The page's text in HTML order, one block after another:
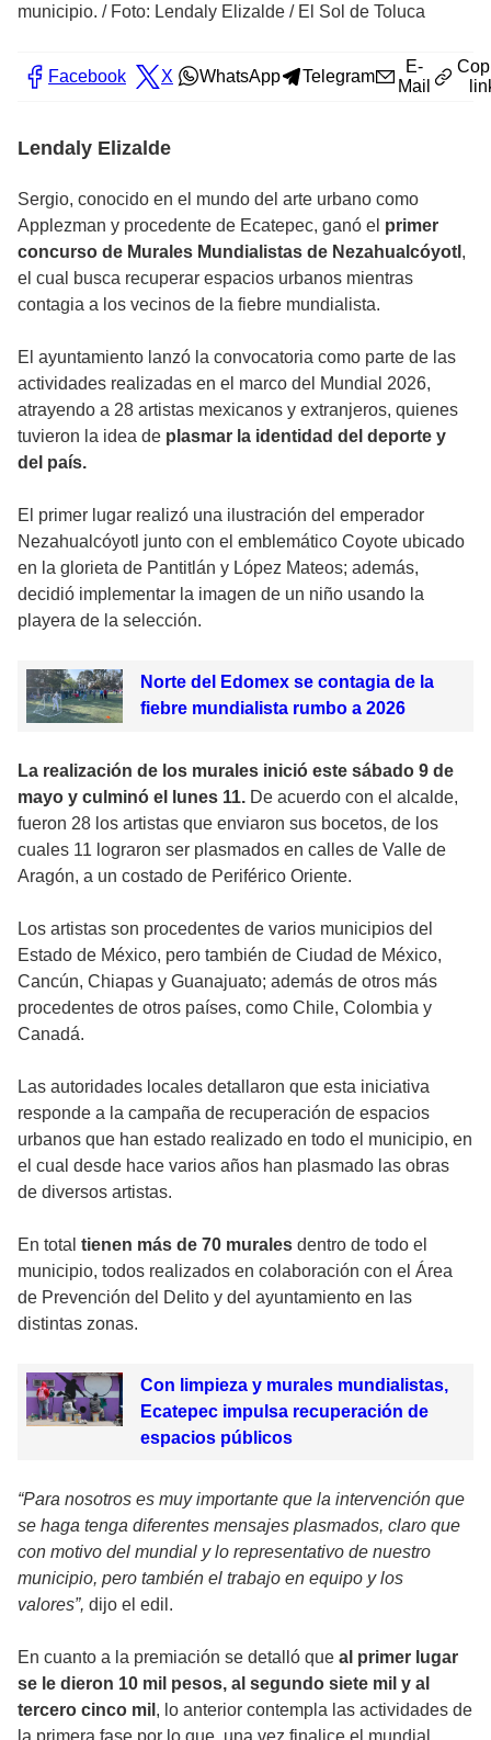
municipio. / Foto: Lendaly Elizalde / El Sol de Toluca
Facebook X WhatsApp Telegram
E-
Mail
Lendaly Elizalde
Sergio, conocido en el mundo del arte urbano como
Applezman y procedente de Ecatepec, ganó el primer
concurso de Murales Mundialistas de Nezahualcóyotl ,
el cual busca recuperar espacios urbanos mientras
contagia a los vecinos de la fiebre mundialista.
El ayuntamiento lanzó la convocatoria como parte de las
actividades realizadas en el marco del Mundial 2026,
atrayendo a 28 artistas mexicanos y extranjeros, quienes
tuvieron la idea de plasmar la identidad del deporte y
del país.
El primer lugar realizó una ilustración del emperador
Nezahualcóyotl junto con el emblemático Coyote ubicado
en la glorieta de Pantitlán y López Mateos; además,
decidió implementar la imagen de un niño usando la
playera de la selección.
Norte del Edomex se contagia de la
fiebre mundialista rumbo a 2026
La realización de los murales inició este sábado 9 de
mayo y culminó el lunes 11. De acuerdo con el alcalde,
fueron 28 los artistas que enviaron sus bocetos, de los
cuales 11 lograron ser plasmados en calles de Valle de
Aragón, a un costado de Periférico Oriente.
Los artistas son procedentes de varios municipios del
Estado de México, pero también de Ciudad de México,
Cancún, Chiapas y Guanajuato; además de otros más
procedentes de otros países, como Chile, Colombia y
Canadá.
Las autoridades locales detallaron que esta iniciativa
responde a la campaña de recuperación de espacios
urbanos que han estado realizado en todo el municipio, en
el cual desde hace varios años han plasmado las obras
de diversos artistas.
En total tienen más de 70 murales dentro de todo el
municipio, todos realizados en colaboración con el Área
de Prevención del Delito y del ayuntamiento en las
distintas zonas.
Con limpieza y murales mundialistas,
Ecatepec impulsa recuperación de
espacios públicos
“Para nosotros es muy importante que la intervención que
se haga tenga diferentes mensajes plasmados, claro que
con motivo del mundial y lo representativo de nuestro
municipio, pero también el trabajo en equipo y los
valores”, dijo el edil.
En cuanto a la premiación se detalló que al primer lugar
se le dieron 10 mil pesos, al segundo siete mil y al
tercero cinco mil , lo anterior contempla las actividades de
la primera fase por lo que, una vez finalice el mundial,